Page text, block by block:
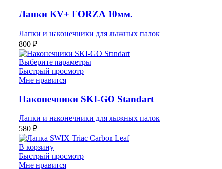
Лапки KV+ FORZA 10мм.
Лапки и наконечники для лыжных палок
800 ₽
Выберите параметры
Быстрый просмотр
Мне нравится
Наконечники SKI-GO Standart
Лапки и наконечники для лыжных палок
580 ₽
В корзину
Быстрый просмотр
Мне нравится